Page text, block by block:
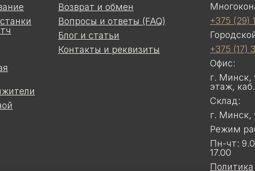
Возврат и обмен
Вопросы и ответы (FAQ)
Блог и статьи
Контакты и реквизиты
+375 (29)
+375 (17)
Офис:
г. Минск,
этаж,
Склад:
г. Минск,
Режим
Пн-чт:
17.00
Политика